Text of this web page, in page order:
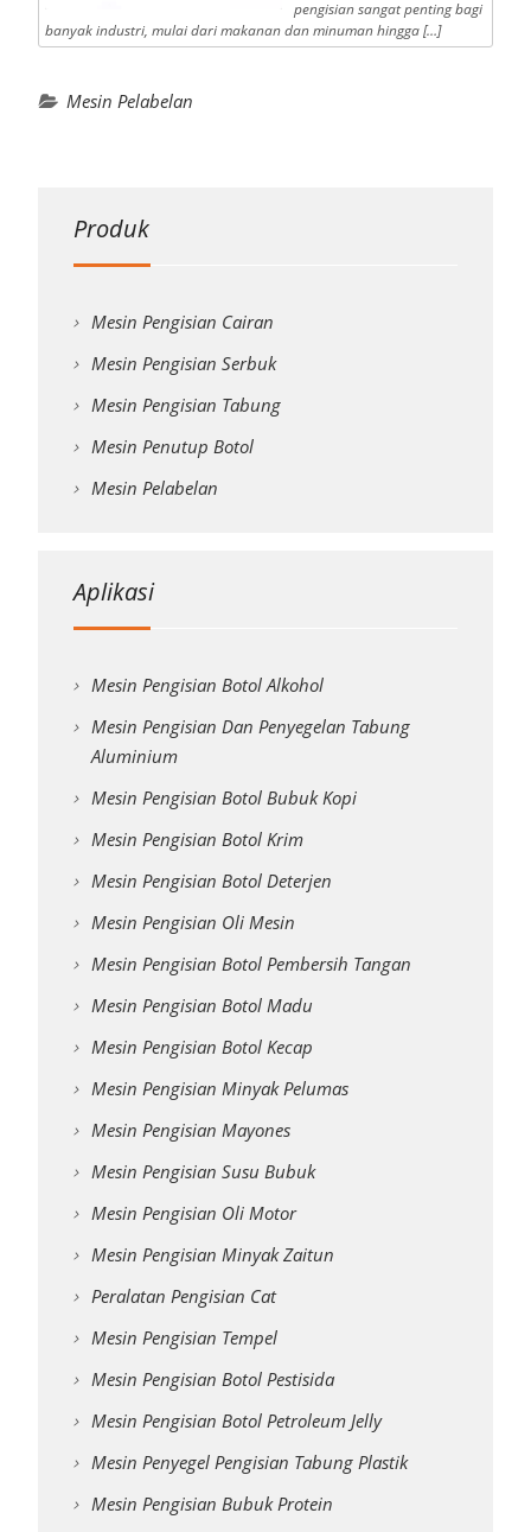
pengisian sangat penting bagi
banyak industri, mulai dari makanan dan minuman hingga […]
Mesin Pelabelan
Produk
Mesin Pengisian Cairan
Mesin Pengisian Serbuk
Mesin Pengisian Tabung
Mesin Penutup Botol
Mesin Pelabelan
Aplikasi
Mesin Pengisian Botol Alkohol
Mesin Pengisian Dan Penyegelan Tabung
Aluminium
Mesin Pengisian Botol Bubuk Kopi
Mesin Pengisian Botol Krim
Mesin Pengisian Botol Deterjen
Mesin Pengisian Oli Mesin
Mesin Pengisian Botol Pembersih Tangan
Mesin Pengisian Botol Madu
Mesin Pengisian Botol Kecap
Mesin Pengisian Minyak Pelumas
Mesin Pengisian Mayones
Mesin Pengisian Susu Bubuk
Mesin Pengisian Oli Motor
Mesin Pengisian Minyak Zaitun
Peralatan Pengisian Cat
Mesin Pengisian Tempel
Mesin Pengisian Botol Pestisida
Mesin Pengisian Botol Petroleum Jelly
Mesin Penyegel Pengisian Tabung Plastik
Mesin Pengisian Bubuk Protein